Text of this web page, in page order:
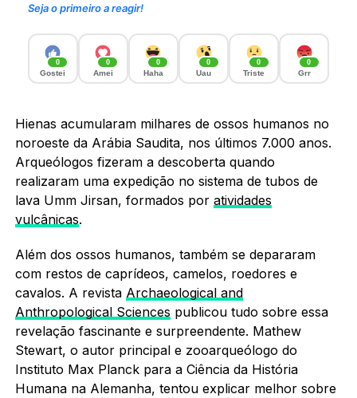
Seja o primeiro a reagir!
0
Gostei
0
Amei
0
Haha
0
Uau
0
Triste
0
Grr
Hienas acumularam milhares de ossos humanos no
noroeste da Arábia Saudita, nos últimos 7.000 anos.
Arqueólogos fizeram a descoberta quando
realizaram uma expedição no sistema de tubos de
lava Umm Jirsan, formados por atividades
vulcânicas.
Além dos ossos humanos, também se depararam
com restos de caprídeos, camelos, roedores e
cavalos. A revista Archaeological and
Anthropological Sciences publicou tudo sobre essa
revelação fascinante e surpreendente. Mathew
Stewart, o autor principal e zooarqueólogo do
Instituto Max Planck para a Ciência da História
Humana na Alemanha, tentou explicar melhor sobre